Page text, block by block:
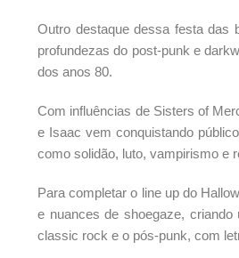
Outro destaque dessa festa das
profundezas do post-punk e
dos anos 80.
Com influências de Sisters of
e Isaac vem conquistando
como solidão, luto, vampirismo e
Para completar o line up do
e nuances de shoegaze,
classic rock e o pós-punk, com